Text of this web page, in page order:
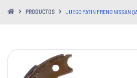
PRODUCTOS JUEGO PATIN FRENO NISSAN